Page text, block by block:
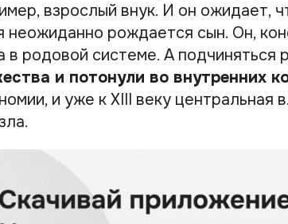
взрослый внук. И он ожидает,
неожиданно рождается сын. Он,
в родовой системе. А подчиняться
и потонули во внутренних
и уже к XIII веку центральная